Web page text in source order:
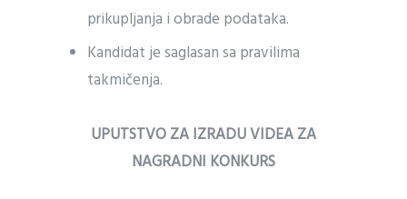
prikupljanja i obrade podataka.
Kandidat je saglasan sa pravilima
takmičenja.
UPUTSTVO ZA IZRADU VIDEA ZA
NAGRADNI KONKURS